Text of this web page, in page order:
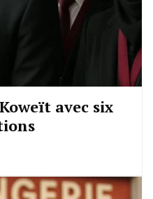
avec six